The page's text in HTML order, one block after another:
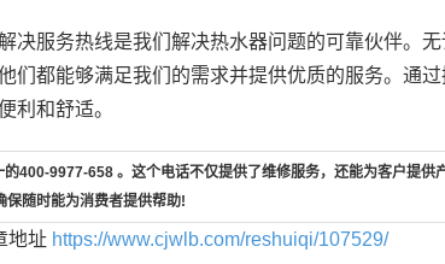
决服务热线是我们解决热水器问题的可靠伙伴。
们都能够满足我们的需求并提供优质的服务。通
利和舒适。
400-9977-658 。这个电话不仅提供了维修服务，还能为客户提供
随时能为消费者提供帮助!
地址 https://www.cjwlb.com/reshuiqi/107529/